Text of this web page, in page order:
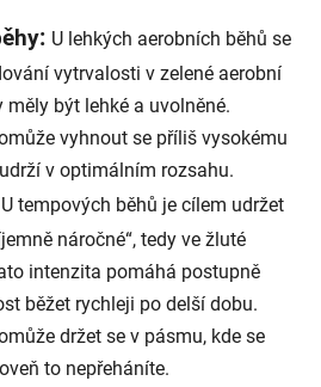
U lehkých aerobních běhů se
vytrvalosti v zelené aerobní
měly být lehké a uvolněné.
vyhnout se příliš vysokému
v optimálním rozsahu.
U tempových běhů je cílem udržet
náročné“, tedy ve žluté
intenzita pomáhá postupně
běžet rychleji po delší dobu.
držet se v pásmu, kde se
to nepřeháníte.